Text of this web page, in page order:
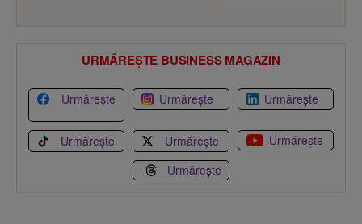
URMĂREȘTE BUSINESS MAGAZIN
Urmărește Urmărește Urmărește
Urmărește Urmărește
Urmărește
Urmărește